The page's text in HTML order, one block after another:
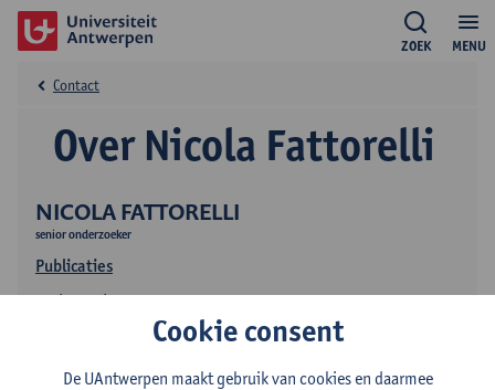
MENU
ZOEK
NICOLA FATTORELLI
senior onderzoeker
Publicaties
Onderzoek
Over Nicola Fattorelli
Contact
Cookie consent
De UAntwerpen maakt gebruik van cookies en daarmee